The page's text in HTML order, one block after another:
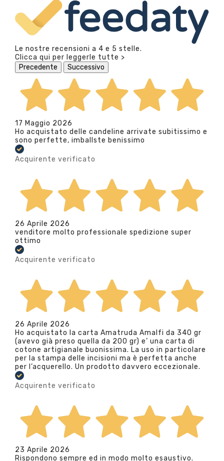
Le nostre recensioni a 4 e 5 stelle.
Clicca qui per leggerle tutte >
Precedente
Successivo
17 Maggio 2026
Ho acquistato delle candeline arrivate subitissimo e
sono perfette, imballste benissimo
Acquirente verificato
26 Aprile 2026
venditore molto professionale spedizione super
ottimo
Acquirente verificato
26 Aprile 2026
Ho acquistato la carta Amatruda Amalfi da 340 gr
(avevo già preso quella da 200 gr) e’ una carta di
cotone artigianale buonissima. La uso in particolare
per la stampa delle incisioni ma è perfetta anche
per l’acquerello. Un prodotto davvero eccezionale.
Acquirente verificato
23 Aprile 2026
Rispondono sempre ed in modo molto esaustivo.